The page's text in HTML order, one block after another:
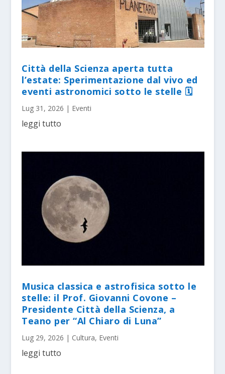
Città della Scienza aperta tutta
l’estate: Sperimentazione dal vivo ed
eventi astronomici sotto le stelle 🗓
Lug 31, 2026 | Eventi
leggi tutto
Musica classica e astrofisica sotto le
stelle: il Prof. Giovanni Covone –
Presidente Città della Scienza, a
Teano per “Al Chiaro di Luna”
Lug 29, 2026 | Cultura, Eventi
leggi tutto